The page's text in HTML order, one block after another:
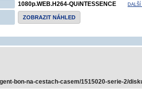
1080p.WEB.H264-QUiNTESSENCE
ZOBRAZIT NÁHLED
bon-na-cestach-casem/1515020-serie-2/